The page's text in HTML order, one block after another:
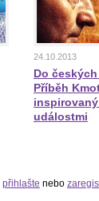
24.10.2013
Do
Příběh
událostmi
přihlašte nebo